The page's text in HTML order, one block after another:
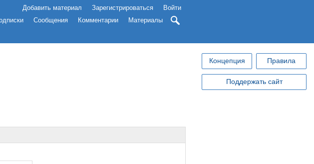
Добавить материал Зарегистрироваться
Войти
Сообщения Комментарии Материалы
Концепция Правила
Поддержать сайт